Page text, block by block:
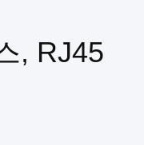
, RJ45